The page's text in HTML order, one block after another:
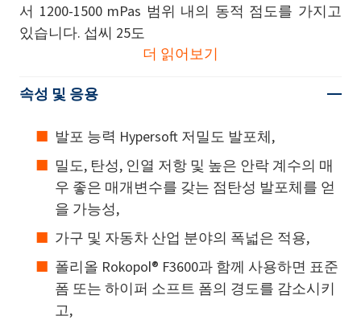
서 1200-1500 mPas 범위 내의 동적 점도를 가지고
있습니다. 섭씨 25도
더 읽어보기
속성 및 응용
발포 능력 Hypersoft 저밀도 발포체,
밀도, 탄성, 인열 저항 및 높은 안락 계수의 매
우 좋은 매개변수를 갖는 점탄성 발포체를 얻
을 가능성,
가구 및 자동차 산업 분야의 폭넓은 적용,
폴리올 Rokopol® F3600과 함께 사용하면 표준
폼 또는 하이퍼 소프트 폼의 경도를 감소시키
고,